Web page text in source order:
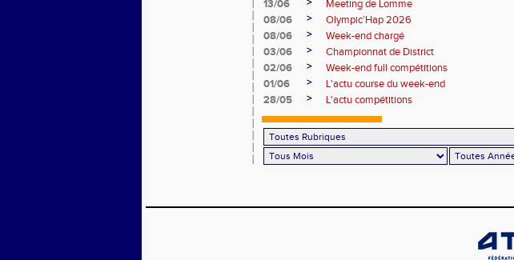
13/06
Meeting de Lomme
08/06
>
Olympic’Hap 2026
08/06
>
Week-end chargé
03/06
>
Championnat de District
02/06
>
Week-end full compétitions
01/06
>
L'actu course du week-end
28/05
> L'actu compétitions